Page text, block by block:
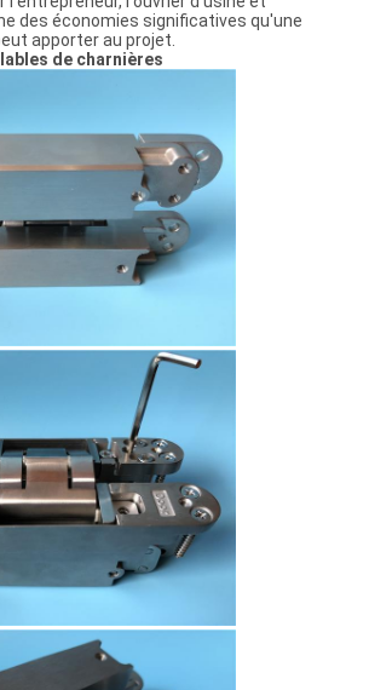
des économies significatives qu'une
apporter au projet.
de charnières